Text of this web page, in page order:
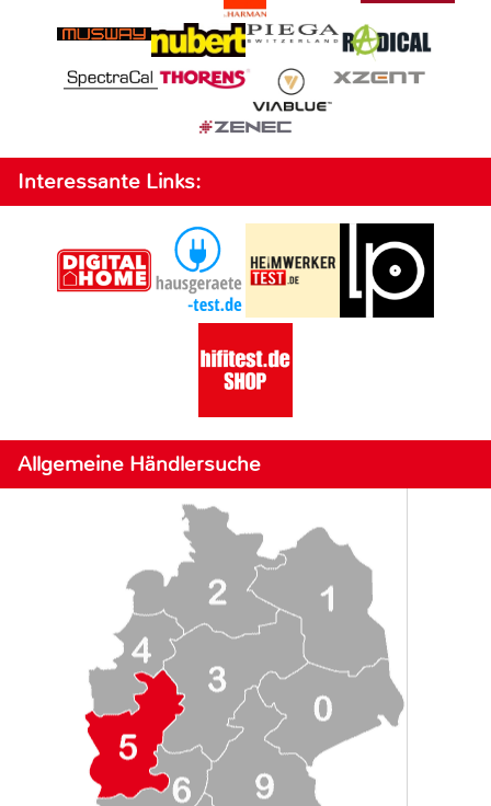
Interessante Links:
Allgemeine Händlersuche